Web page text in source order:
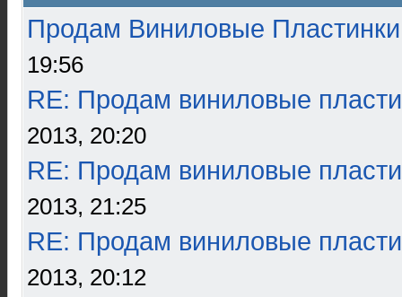
Продам Виниловые Пластинки
19:56
RE: Продам виниловые
2013, 20:20
RE: Продам виниловые
2013, 21:25
RE: Продам виниловые
2013, 20:12